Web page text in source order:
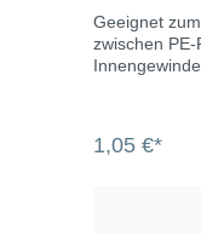
Geeignet
zwischen
Innengewinde.
1,05 €*